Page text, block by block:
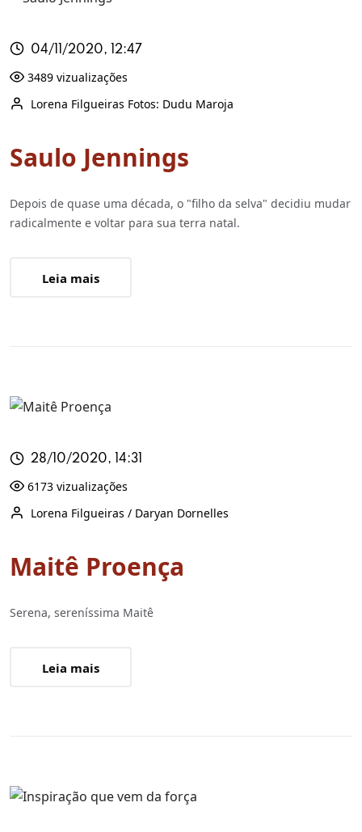
04/11/2020, 12:47
3489 vizualizações
Lorena Filgueiras Fotos: Dudu Maroja
Saulo Jennings
Depois de quase uma década, o "filho da selva" decidiu mudar
radicalmente e voltar para sua terra natal.
Leia mais
28/10/2020, 14:31
6173 vizualizações
Lorena Filgueiras / Daryan Dornelles
Maitê Proença
Serena, sereníssima Maitê
Leia mais